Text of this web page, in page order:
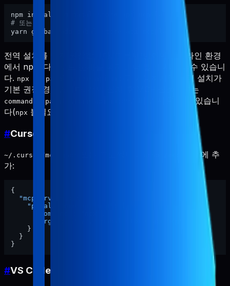
# 또는
전역 설치를 먼저 권장합니다. 프록시/방화벽·오프라인 환경
에서 npm 다운로드 문제를 피하고 더 빨리 시작할 수 있습니
다. npx -y pabal-store-api-mcp
도 가능하지만 전역 설치가
기본 권장 경로입니다. 전역 설치 후 MCP 설정에서는
command: "pabal-store-api-mcp"
로 바로 사용할 수 있습니
다(npx 불필요).
#Cursor
~/.cursor/mcp.json
에 추
가:
{
"mcpServers"
"pabal-store-api-mcp"
"command"
"args"
}
}
}
#VS Code